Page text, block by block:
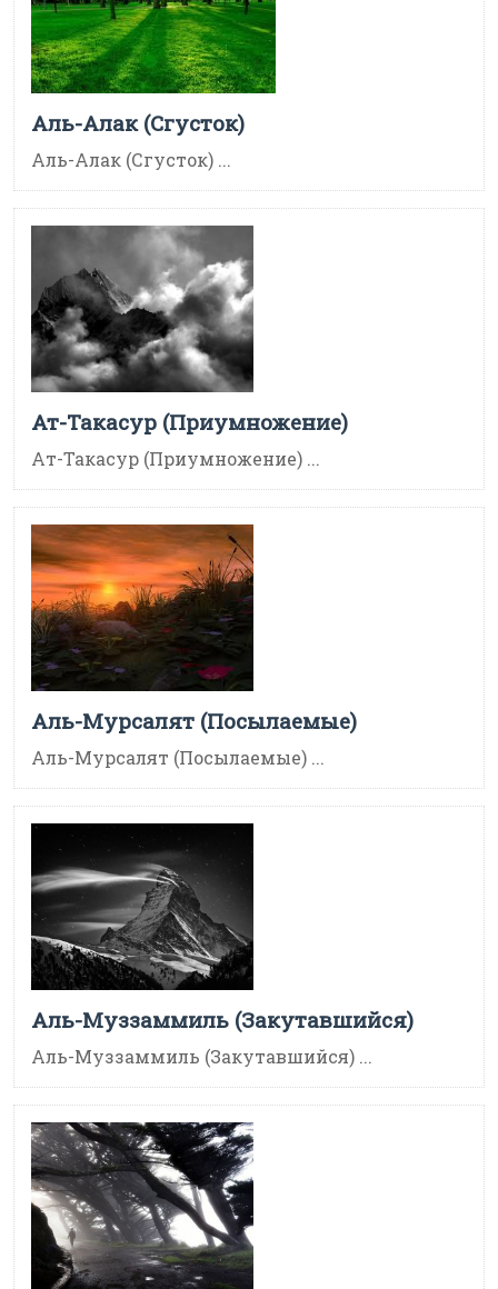
Аль-Алак (Сгусток)
Аль-Алак (Сгусток) ...
Ат-Такасур (Приумножение)
Ат-Такасур (Приумножение) ...
Аль-Мурсалят (Посылаемые)
Аль-Мурсалят (Посылаемые) ...
Аль-Муззаммиль (Закутавшийся)
Аль-Муззаммиль (Закутавшийся) ...